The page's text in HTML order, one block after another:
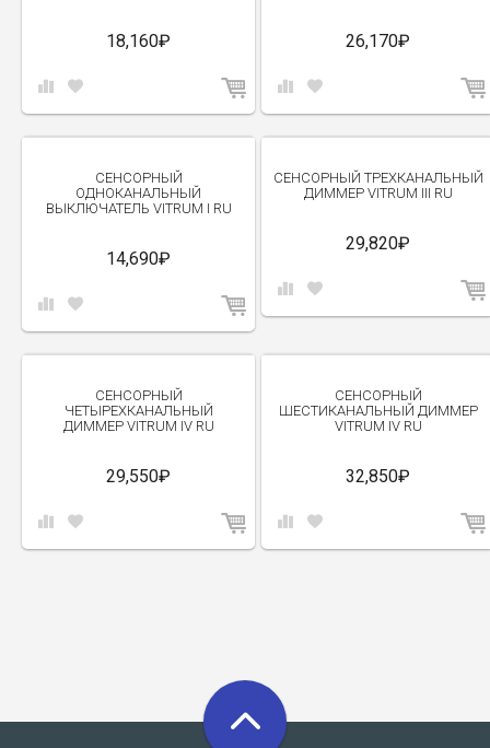
18,160₽ 26,170₽
СЕНСОРНЫЙ
ОДНОКАНАЛЬНЫЙ
ВЫКЛЮЧАТЕЛЬ VITRUM I RU
14,690₽
СЕНСОРНЫЙ ТРЕХКАНАЛЬНЫЙ
ДИММЕР VITRUM III RU
29,820₽
СЕНСОРНЫЙ
ЧЕТЫРЕХКАНАЛЬНЫЙ
ДИММЕР VITRUM IV RU
29,550₽
СЕНСОРНЫЙ
ШЕСТИКАНАЛЬНЫЙ ДИММЕР
VITRUM IV RU
32,850₽